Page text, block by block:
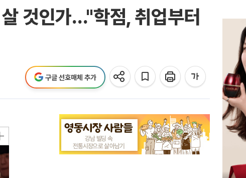
것인가…"학점, 취업부터
구글 선호매체 추가